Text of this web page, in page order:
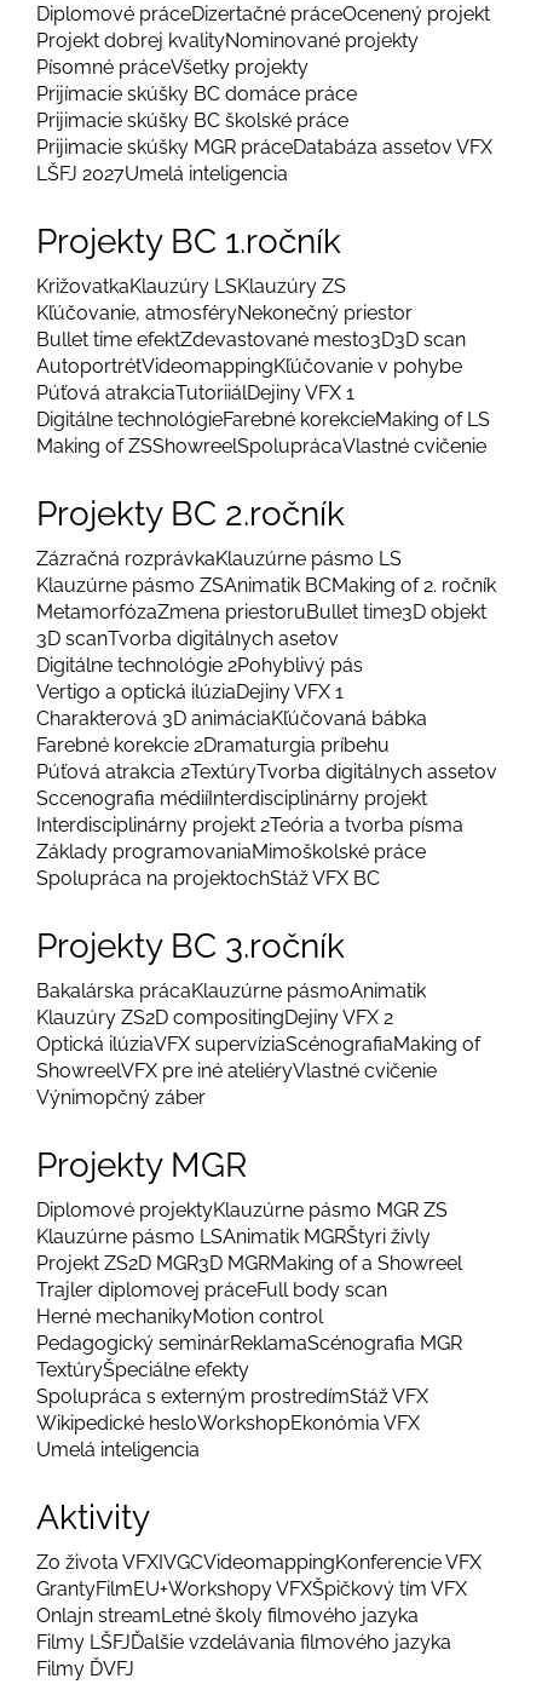
Diplomové práceDizertačné práceOcenený projekt
Projekt dobrej kvalityNominované projekty
Písomné práceVšetky projekty
Prijímacie skúšky BC domáce práce
Prijimacie skúšky BC školské práce
Prijimacie skúšky MGR práceDatabáza assetov VFX
LŠFJ 2027Umelá inteligencia
Projekty BC 1.ročník
KrižovatkaKlauzúry LSKlauzúry ZS
Kľúčovanie, atmosféryNekonečný priestor
Bullet time efektZdevastované mesto3D3D scan
AutoportrétVideomappingKľúčovanie v pohybe
Púťová atrakciaTutoriiálDejiny VFX 1
Digitálne technológieFarebné korekcieMaking of LS
Making of ZSShowreelSpoluprácaVlastné cvičenie
Projekty BC 2.ročník
Zázračná rozprávkaKlauzúrne pásmo LS
Klauzúrne pásmo ZSAnimatik BCMaking of 2. ročník
MetamorfózaZmena priestoruBullet time3D objekt
3D scanTvorba digitálnych asetov
Digitálne technológie 2Pohyblivý pás
Vertigo a optická ilúziaDejiny VFX 1
Charakterová 3D animáciaKľúčovaná bábka
Farebné korekcie 2Dramaturgia príbehu
Púťová atrakcia 2TextúryTvorba digitálnych assetov
Sccenografia médiíInterdisciplinárny projekt
Interdisciplinárny projekt 2Teória a tvorba písma
Základy programovaniaMimoškolské práce
Spolupráca na projektochStáž VFX BC
Projekty BC 3.ročník
Bakalárska prácaKlauzúrne pásmoAnimatik
Klauzúry ZS2D compositingDejiny VFX 2
Optická ilúziaVFX supervíziaScénografiaMaking of
ShowreelVFX pre iné ateliéryVlastné cvičenie
Výnimopčný záber
Projekty MGR
Diplomové projektyKlauzúrne pásmo MGR ZS
Klauzúrne pásmo LSAnimatik MGRŠtyri živly
Projekt ZS2D MGR3D MGRMaking of a Showreel
Trajler diplomovej práceFull body scan
Herné mechanikyMotion control
Pedagogický seminárReklamaScénografia MGR
TextúryŠpeciálne efekty
Spolupráca s externým prostredímStáž VFX
Wikipedické hesloWorkshopEkonómia VFX
Umelá inteligencia
Aktivity
Zo života VFXIVGCVideomappingKonferencie VFX
GrantyFilmEU+Workshopy VFXŠpičkový tím VFX
Onlajn streamLetné školy filmového jazyka
Filmy LŠFJĎalšie vzdelávania filmového jazyka
Filmy ĎVFJ